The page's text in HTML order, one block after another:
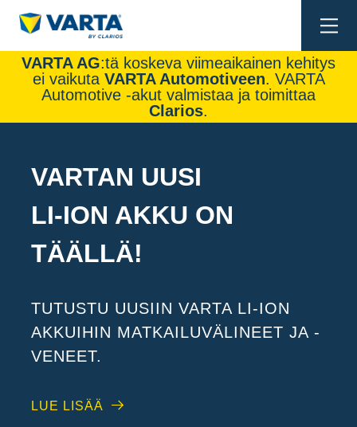
VARTA AG:tä koskeva viimeaikainen kehitys
ei vaikuta VARTA Automotiveen. VARTA
Automotive -akut valmistaa ja toimittaa
Clarios.
VARTAN UUSI
LI-ION AKKU ON
TÄÄLLÄ!
TUTUSTU UUSIIN VARTA LI-ION
AKKUIHIN MATKAILUVÄLINEET JA -
VENEET.
LUE LISÄÄ